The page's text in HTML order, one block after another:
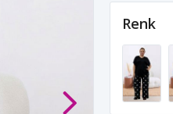
Renk